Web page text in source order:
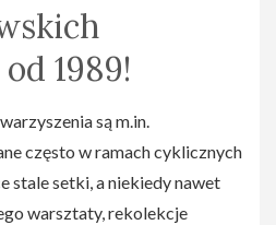
1989!
są m.in.
często w ramach cyklicznych
stale setki, a niekiedy nawet
warsztaty, rekolekcje